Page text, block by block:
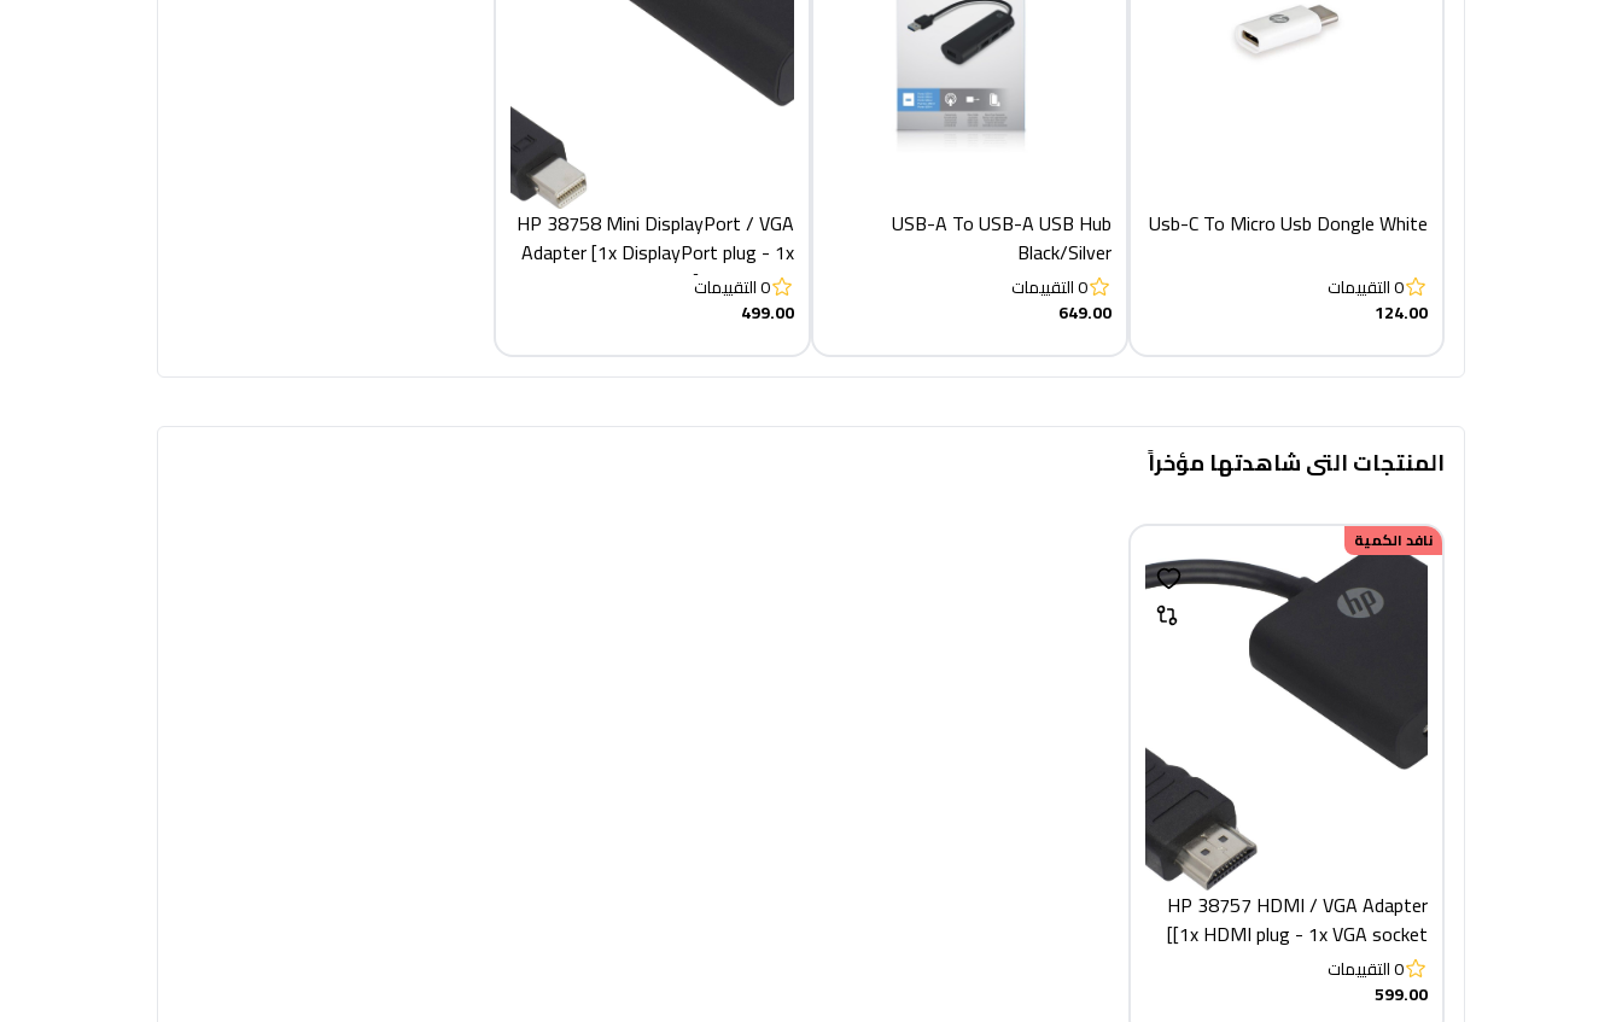
Usb-C To Micro Usb Dongle White
0التقييمات
124.00
USB-A To USB-A USB Hub
Black/Silver
0التقييمات
649.00
HP 38758 Mini DisplayPort / VGA
Adapter [1x DisplayPort plug - 1x
VGA socket]
0التقييمات
499.00
المنتجات التى شاهدتها مؤخراً
نافد الكمية
HP 38757 HDMI / VGA Adapter
[1x HDMI plug - 1x VGA socket]
0التقييمات
599.00